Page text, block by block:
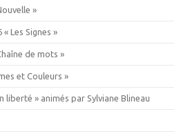
»
Les Signes »
de mots »
et Couleurs »
liberté » animés par Sylviane Blineau